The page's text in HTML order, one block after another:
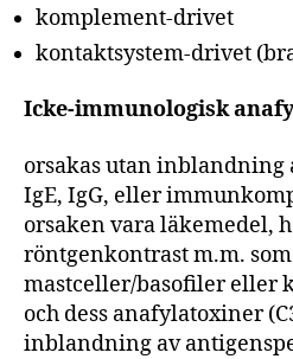
komplement-drivet
kontaktsystem-drivet
Icke-immunologisk
orsakas utan inblandning
IgE, IgG, eller
orsaken vara läkemedel,
röntgenkontrast m.m.
mastceller/basofiler eller
och dess anafylatoxiner
inblandning av